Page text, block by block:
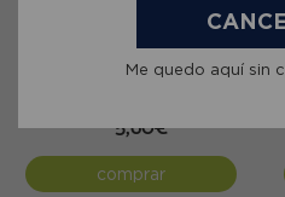
Perlas Omega-3 COR i-
complex 1325mg 30unidades
5,60€
comprar
Me quedo aquí sin